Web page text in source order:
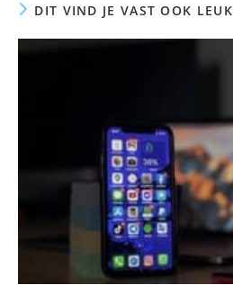
DIT VIND JE VAST OOK LEUK